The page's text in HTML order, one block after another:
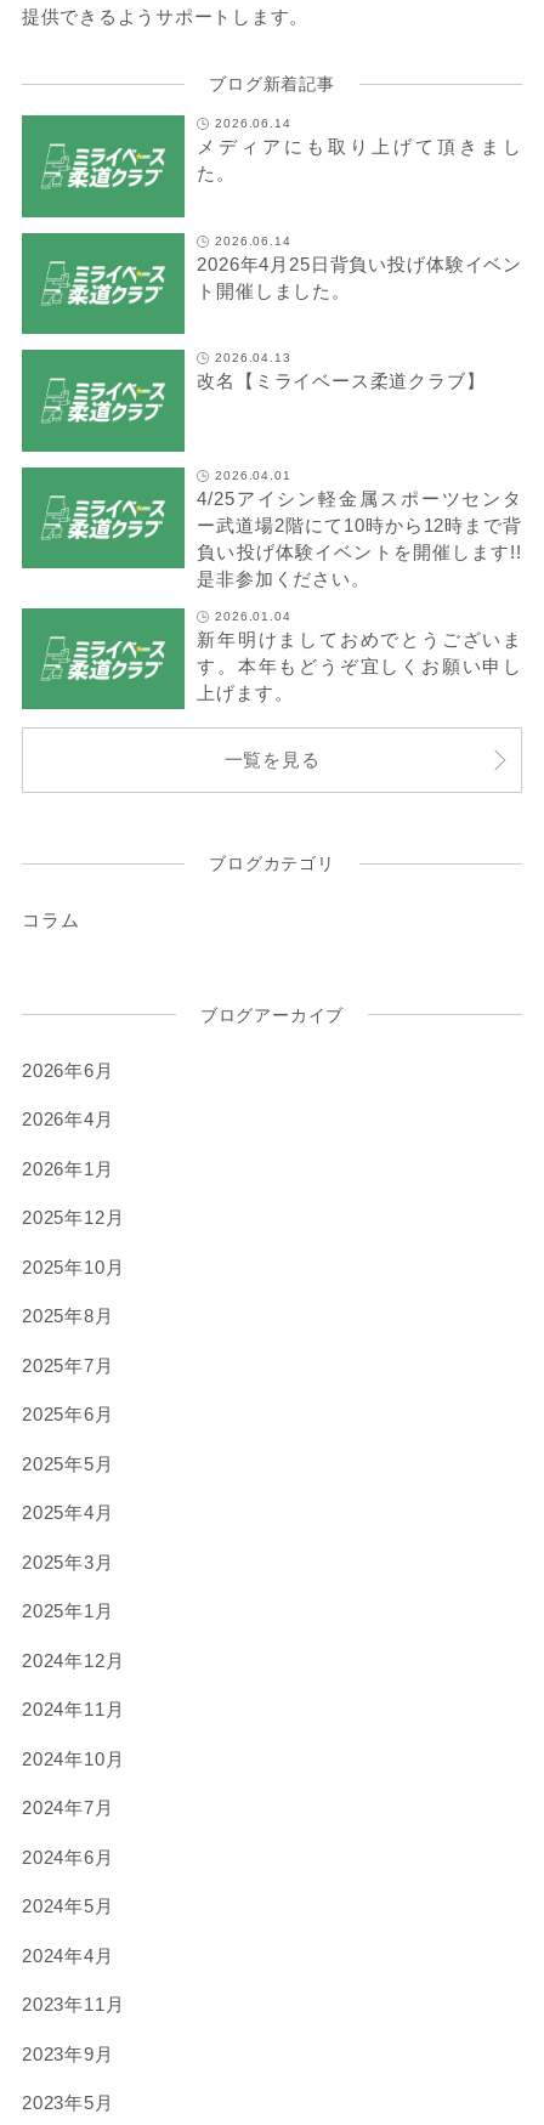
提供できるようサポートします。
ブログ新着記事
2026.06.14
メディアにも取り上げて頂きまし
た。
2026.06.14
2026年4月25日背負い投げ体験イベン
ト開催しました。
2026.04.13
改名【ミライベース柔道クラブ】
2026.04.01
4/25アイシン軽金属スポーツセンタ
ー武道場2階にて10時から12時まで背
負い投げ体験イベントを開催します!!
是非参加ください。
2026.01.04
新年明けましておめでとうございま
す。本年もどうぞ宜しくお願い申し
上げます。
一覧を見る
ブログカテゴリ
コラム
ブログアーカイブ
2026年6月
2026年4月
2026年1月
2025年12月
2025年10月
2025年8月
2025年7月
2025年6月
2025年5月
2025年4月
2025年3月
2025年1月
2024年12月
2024年11月
2024年10月
2024年7月
2024年6月
2024年5月
2024年4月
2023年11月
2023年9月
2023年5月